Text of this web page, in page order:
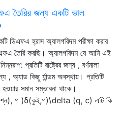
তৈরির জন্য একটি ভাল
ডিএফএ হ্রাস অ্যালগরিদম পরীক্ষা করার
তৈরি করছি। অ্যালগরিদম যে আমি এই
প্রতিটি রাষ্ট্রের জন্য , বর্ণমালা
, অ্যাড কিছু র্যান্ডম অবস্থায়। প্রতিটি
হওয়ার সমান সম্ভাবনা থাকে।
গ )δ(কুই,গ)\delta (q, c) এটি কি